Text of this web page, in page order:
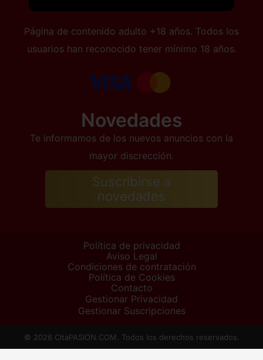
Página de contenido adulto +18 años. Todos los
usuarios han reconocido tener mínimo 18 años.
Novedades
Te informamos de los nuevos anuncios con la
mayor discrección.
Suscribirse a
novedades
Política de privacidad
Aviso Legal
Condiciones de contratación
Política de Cookies
Contacto
Gestionar Privacidad
Gestionar Suscripciones
© 2026 CitaPASION.COM. Todos los derechos reservados.